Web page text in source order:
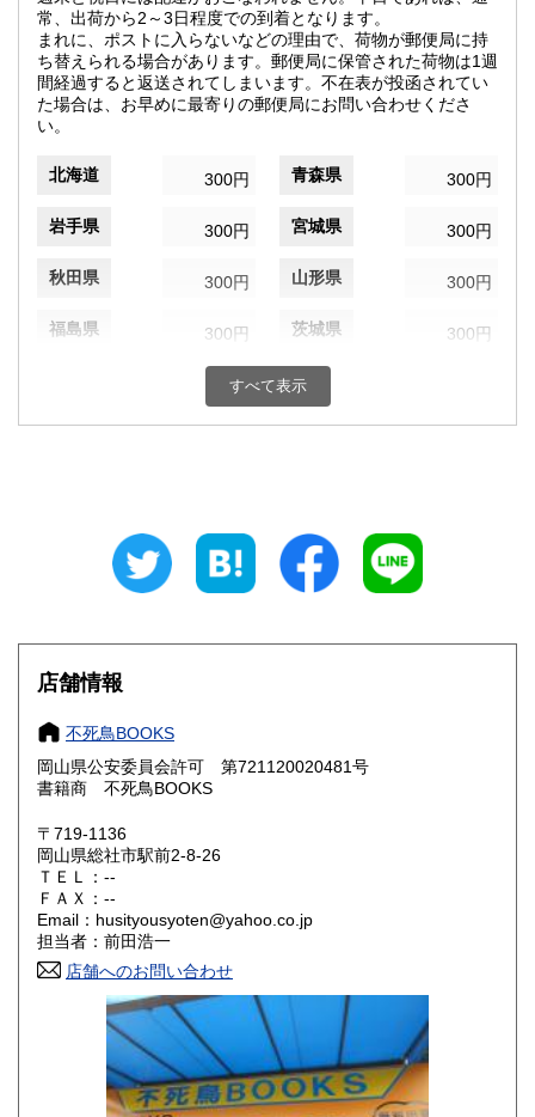
常、出荷から2～3日程度での到着となります。
まれに、ポストに入らないなどの理由で、荷物が郵便局に持
ち替えられる場合があります。郵便局に保管された荷物は1週
間経過すると返送されてしまいます。不在表が投函されてい
た場合は、お早めに最寄りの郵便局にお問い合わせくださ
い。
北海道 300円 青森県 300円
岩手県 300円 宮城県 300円
秋田県 300円 山形県 300円
福島県 300円 茨城県 300円
300円 群馬県
埼玉県 千葉県
300円 富山県
300円 福井県
300円 300円
岐阜県
愛知県
滋賀県 300円
大阪府 300円
奈良県
鳥取県
300円 広島県
300円 徳島県
300円 愛媛県
すべて表示
店舗情報
不死鳥BOOKS
岡山県公安委員会許可 第721120020481号
書籍商 不死鳥BOOKS
〒719-1136
岡山県総社市駅前2-8-26
ＴＥＬ：--
ＦＡＸ：--
Email：husityousyoten@yahoo.co.jp
担当者：前田浩一
店舗へのお問い合わせ